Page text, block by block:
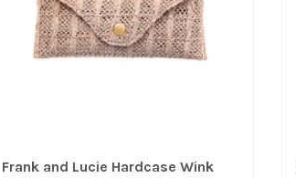
Frank and Lucie Hardcase Wink